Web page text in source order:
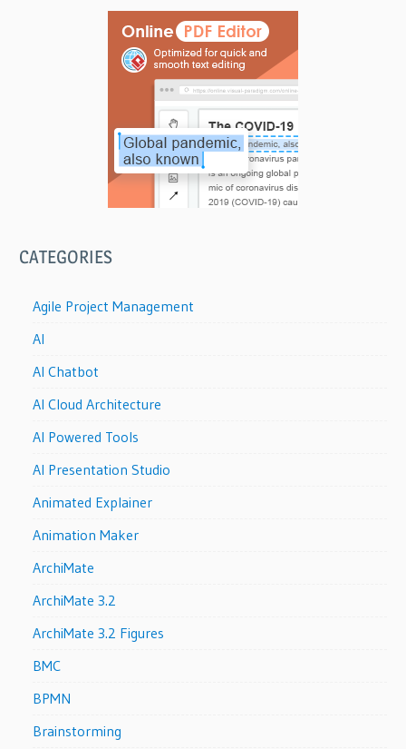
CATEGORIES
Agile Project Management
AI
AI Chatbot
AI Cloud Architecture
AI Powered Tools
AI Presentation Studio
Animated Explainer
Animation Maker
ArchiMate
ArchiMate 3.2
ArchiMate 3.2 Figures
BMC
BPMN
Brainstorming